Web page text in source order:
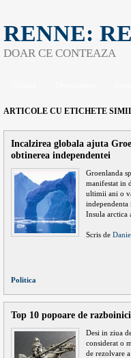
RENNE:
DOAR CE CONTEAZA
ARTICOLE CU ETICHETE
Incalzirea globala ajuta
obtinerea independentei
Groenlanda
manifestat in
ultimii ani o
independenta
Insula arctica
Scris de
Politica
Top 10 popoare de
Desi in ziua
considerat o
de rezolvare